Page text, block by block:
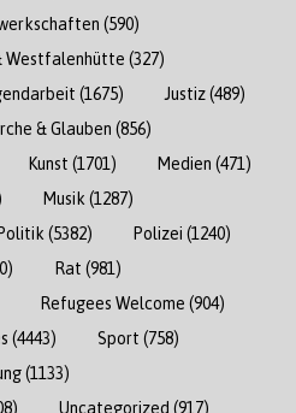
(590)
Westfalenhütte (327)
(1675) Justiz(489)
& Glauben (856)
Kunst (1701) Medien (471)
Musik (1287)
(5382) Polizei (1240)
Rat (981)
Refugees Welcome (904)
(4443) Sport (758)
(1133)
Uncategorized (917)